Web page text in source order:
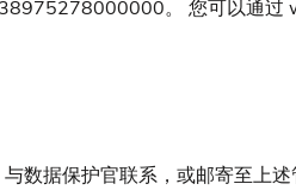
。 您可以通
数据保护官联系，或邮寄至上述